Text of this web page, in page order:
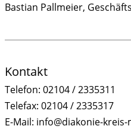
Bastian Pallmeier,
Kontakt
Telefon: 02104 / 2335311
Telefax: 02104 / 2335317
E-Mail: info@diakonie-